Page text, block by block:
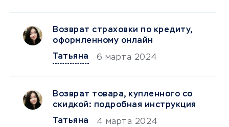
Возврат страховки по кредиту,
оформленному онлайн
Татьяна
6 марта 2024
Возврат товара, купленного со
скидкой: подробная инструкция
Татьяна
4 марта 2024